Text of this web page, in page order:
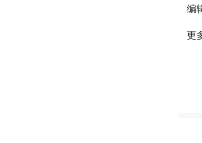
编
更